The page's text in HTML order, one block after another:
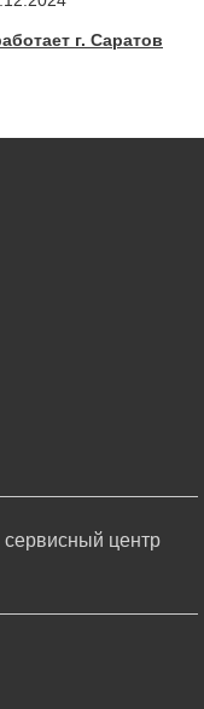
г. Саратов
центр